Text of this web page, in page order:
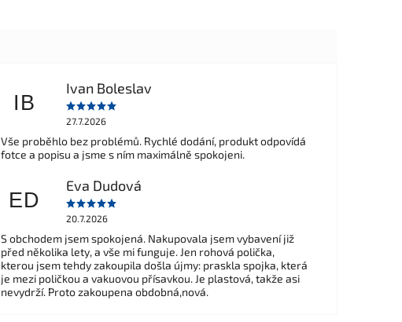
IB
Ivan Boleslav
27.7.2026
Vše proběhlo bez problémů. Rychlé dodání, produkt odpovídá
fotce a popisu a jsme s ním maximálně spokojeni.
ED
Eva Dudová
20.7.2026
S obchodem jsem spokojená. Nakupovala jsem vybavení již
před několika lety, a vše mi funguje. Jen rohová polička,
kterou jsem tehdy zakoupila došla újmy: praskla spojka, která
je mezi poličkou a vakuovou přísavkou. Je plastová, takže asi
nevydrží. Proto zakoupena obdobná,nová.